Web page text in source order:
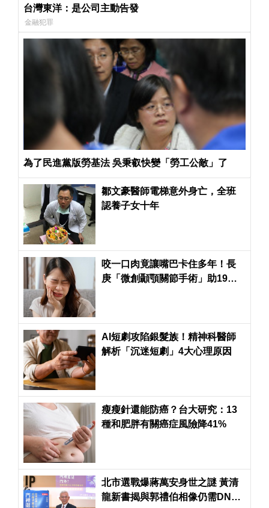
台灣東洋：是公司主動告發
金融犯罪
為了民進黨版勞基法 吳秉叡快變「勞工公敵」了
鄒文豪醫師電梯意外身亡，全班
認養子女十年
咬一口肉竟讓嘴巴卡住多年！長
庚「微創顳顎關節手術」助19歲
AI短劇攻陷銀髮族！精神科醫師
解析「沉迷短劇」4大心理原因
瘦瘦針還能防癌？台大研究：13
種和肥胖有關癌症風險降41%
北市選戰爆蔣萬安身世之謎 黃清
龍新書揭與郭禮伯相像仍需DNA